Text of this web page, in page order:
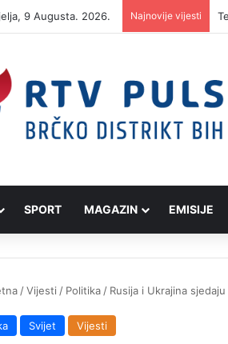
9 Augusta. 2026. Najnovije vijesti
SPORT MAGAZIN EMISIJE
/Vijesti / Politika / Rusija i Ukrajina
Svijet Vijesti